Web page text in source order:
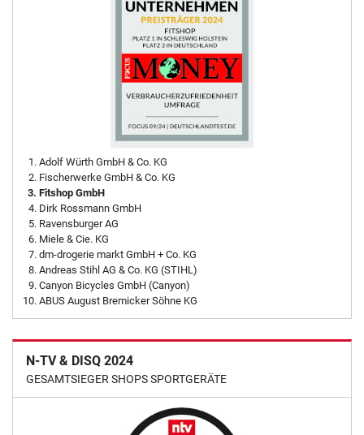
Adolf Würth GmbH & Co. KG
Fischerwerke GmbH & Co. KG
Fitshop GmbH
Dirk Rossmann GmbH
Ravensburger AG
Miele & Cie. KG
dm-drogerie markt GmbH + Co. KG
Andreas Stihl AG & Co. KG (STIHL)
Canyon Bicycles GmbH (Canyon)
ABUS August Bremicker Söhne KG
N-TV & DISQ 2024
GESAMTSIEGER SHOPS SPORTGERÄTE